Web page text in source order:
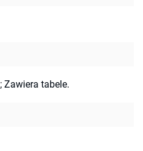
; Zawiera tabele.